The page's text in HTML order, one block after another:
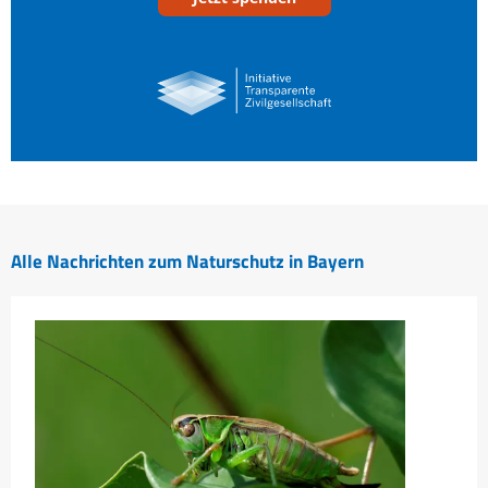
Alle Nachrichten zum Naturschutz in Bayern